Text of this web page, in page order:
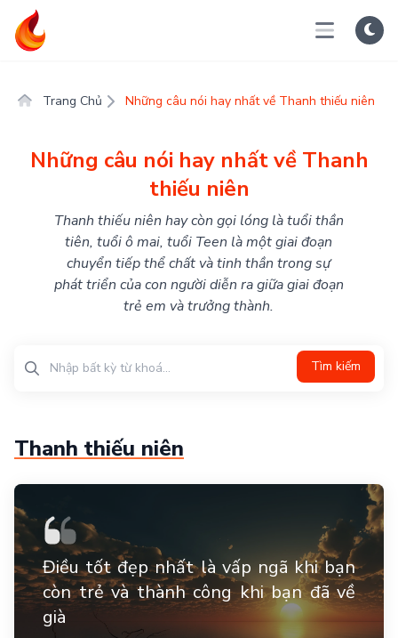
Trang Chủ Những câu nói hay nhất về Thanh thiếu niên
Những câu nói hay nhất về Thanh
thiếu niên
Thanh thiếu niên hay còn gọi lóng là tuổi thần
tiên, tuổi ô mai, tuổi Teen là một giai đoạn
chuyển tiếp thể chất và tinh thần trong sự
phát triển của con người diễn ra giữa giai đoạn
trẻ em và trưởng thành.
Tìm kiếm
Thanh thiếu niên
Điều tốt đẹp nhất là vấp ngã khi bạn
còn trẻ và thành công khi bạn đã về
già